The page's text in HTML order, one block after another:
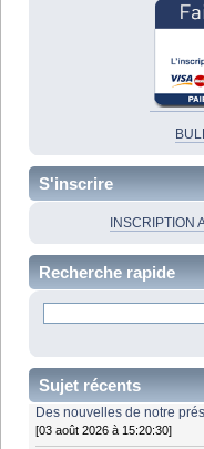
S'inscrire
INSCRIPTION
Recherche rapide
Sujet récents
Des nouvelles de notre
[03 août 2026 à 15:20:30]